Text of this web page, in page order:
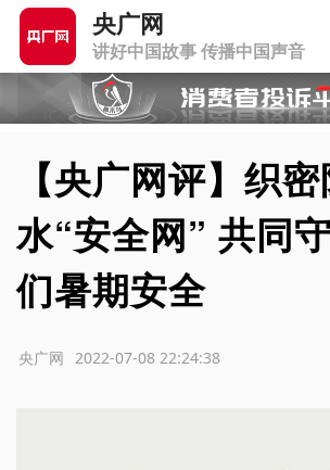
央广网
讲好中国故事 传播中国声音
【央广网评】织
水“安全网” 共同
们暑期安全
2022-07-08 22:24:38
央广网